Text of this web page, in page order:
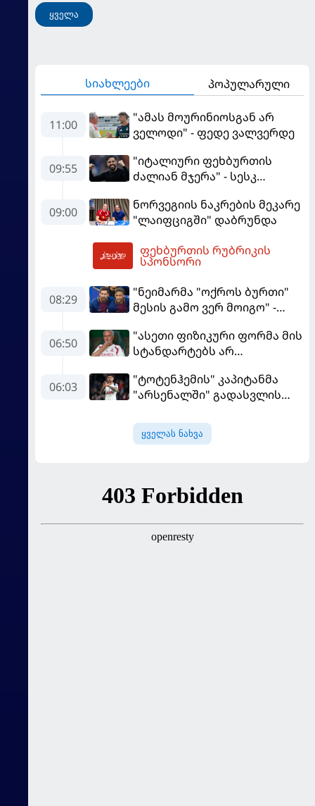
ყველა
სიახლეები პოპულარული
11:00
"ამას მოურინიოსგან არ
ველოდი" - ფედე ვალვერდე
09:55
"იტალიური ფეხბურთის
ძალიან მჯერა" - სესკ
09:00
ნორვეგიის ნაკრების მეკარე
"ლაიფციგში" დაბრუნდა
ფეხბურთის რუბრიკის
სპონსორი
08:29
"ნეიმარმა "ოქროს ბურთი"
მესის გამო ვერ მოიგო" -
აგენტი
06:50
"ასეთი ფიზიკური ფორმა მის
სტანდარტებს არ
"რეალის" ახალწვეული
გააკრიტიკა
06:03
"ტოტენჰემის" კაპიტანმა
"არსენალში" გადასვლის
ყველას ნახვა